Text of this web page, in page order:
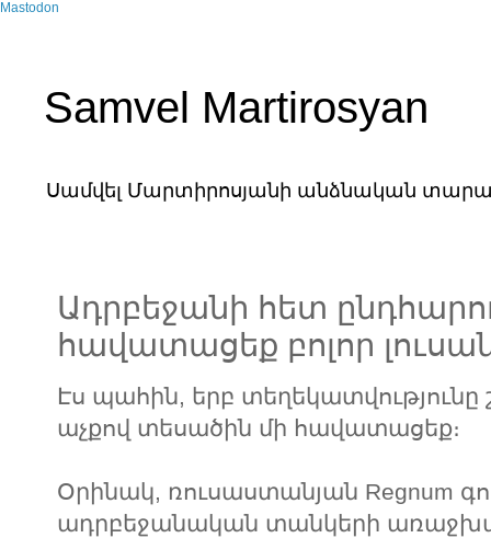
Mastodon
Samvel Martirosyan
Սամվել Մարտիրոսյանի անձնական
Ադրբեջանի հետ
հավատացեք բոլոր
Էս պահին, երբ
աչքով տեսածին մի հավատացեք։
Օրինակ, ռուսաստանյան Regnum
ադրբեջանական տանկերի